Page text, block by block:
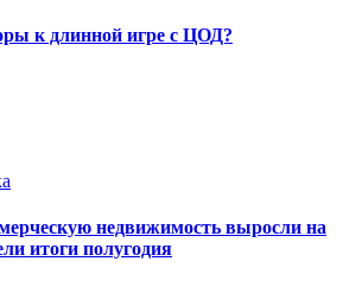
к длинной игре с ЦОД?
недвижимость выросли на
итоги полугодия